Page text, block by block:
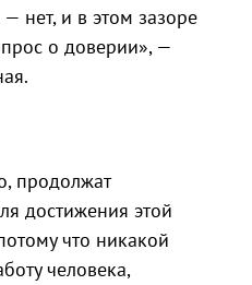
нет, и в этом зазоре
о доверии», —
продолжат
достижения этой
что никакой
человека,